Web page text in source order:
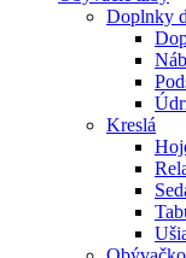
Doplnky
Kreslá